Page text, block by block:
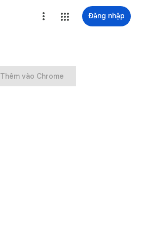
Đăng nhập
Thêm vào Chrome